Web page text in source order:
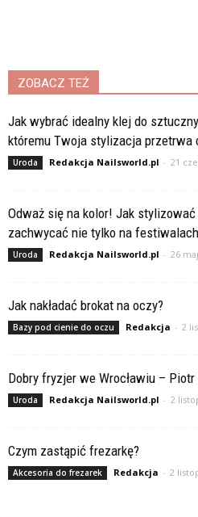
ZOBACZ TEŻ
Jak wybrać idealny klej do
któremu Twoja stylizacja przetrwa
Uroda Redakcja Nailsworld.pl - 21
Odważ się na kolor! Jak
zachwycać nie tylko na
Uroda Redakcja Nailsworld.pl - 26
Jak nakładać brokat na oczy?
Bazy pod cienie do oczu Redakcja - 2
Dobry fryzjer we Wrocławiu –
Uroda Redakcja Nailsworld.pl - 2
Czym zastąpić frezarkę?
Akcesoria do frezarek Redakcja - 2